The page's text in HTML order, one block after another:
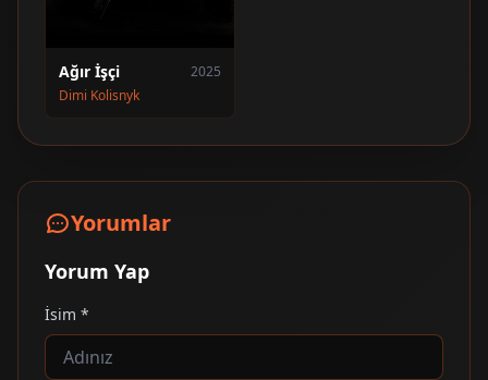
Ağır İşçi
2025
Dimi Kolisnyk
Yorumlar
Yorum Yap
İsim *